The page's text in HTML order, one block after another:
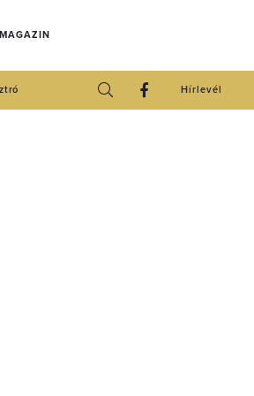
Hírlevél